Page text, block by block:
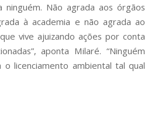
ninguém. Não agrada aos órgãos
à academia e não agrada ao
vive ajuizando ações por conta
aponta Milaré. “Ninguém
licenciamento ambiental tal qual